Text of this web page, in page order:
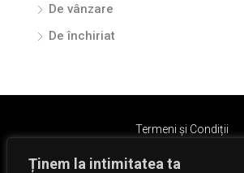
Ținem la intimitatea ta
De vânzare
De închiriat
Termeni și Condiții